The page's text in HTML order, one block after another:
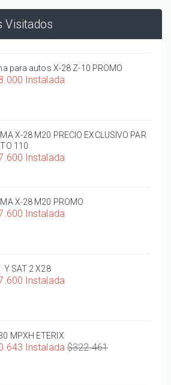
Visitados
para autos X-28 Z-10 PROMO
Instalada
X-28 M20 PRECIO EXCLUSIVO PAR
110
Instalada
X-28 M20 PROMO
Instalada
Y SAT 2 X28
Instalada
MPXH ETERIX
Instalada $322.461